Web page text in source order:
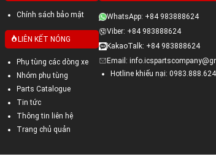
Chính sách bảo mật
LIÊN KẾT NÓNG
Phụ tùng các dòng xe
Nhóm phụ tùng
Parts Catalogue
Tin tức
Thông tin liên hệ
Trang chủ quản
WhatsApp: +84 983888624
Viber: +84 983888624
KakaoTalk: +84 983888624
Email:
Hotline khiếu nại: 0983.888.624